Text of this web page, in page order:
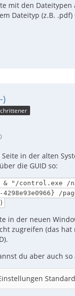
mit den
Dateityp (z.B. .pdf)
)
in der alten
die GUID so:
& "/control.exe /
/
in der neuen
zugreifen (das
du aber auch